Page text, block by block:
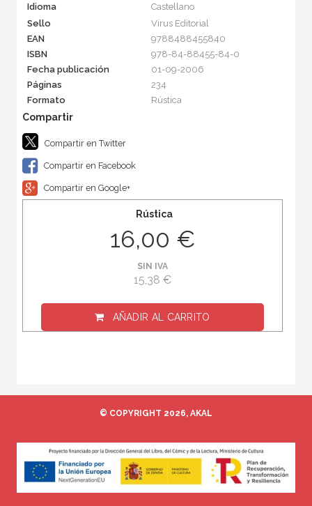
Idioma
Castellano
Sello
Virus Editorial
EAN
9788488455840
ISBN
978-84-88455-84-0
Fecha publicación
01-09-2006
Páginas
234
Formato
Rústica
Compartir en Twitter
Compartir en Facebook
Compartir en Google+
Rústica
16,00 €
SIN IVA
15,38 €
AÑADIR AL CARRITO
© COPYRIGHT 2026, AKAL